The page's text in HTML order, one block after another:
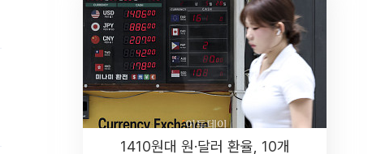
1410원대 원·달러 환율, 10개